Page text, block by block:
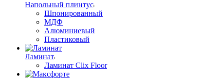
Напольный плинтус
Шпонированный
МДФ
Алюминиевый
Пластиковый
Ламинат
Ламинат Clix Floor